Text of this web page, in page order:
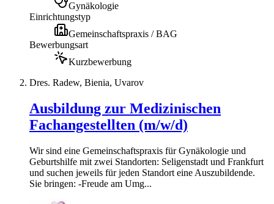
Gynäkologie
Einrichtungstyp
Gemeinschaftspraxis / BAG
Bewerbungsart
Kurzbewerbung
Dres. Radew, Bienia, Uvarov
Ausbildung zur Medizinischen
Fachangestellten (m/w/d)
Wir sind eine Gemeinschaftspraxis für Gynäkologie und
Geburtshilfe mit zwei Standorten: Seligenstadt und Frankfurt
und suchen jeweils für jeden Standort eine Auszubildende.
Sie bringen: -Freude am Umg...